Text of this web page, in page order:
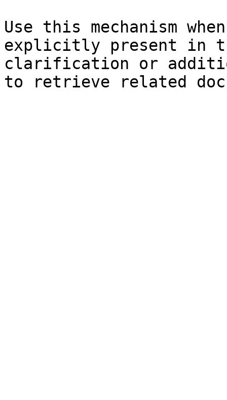
Use this mechanism
explicitly present in
clarification or